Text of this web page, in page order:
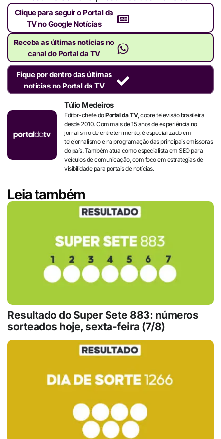
Clique para seguir o Portal da
TV no Google Notícias
Receba as últimas notícias no
canal do Portal da TV
Fique por dentro das últimas
notícias no Portal da TV
Túlio Medeiros
Editor-chefe doPortal da TV, cobre televisão brasileira
desde 2010. Com mais de 15 anos de experiência no
jornalismo de entretenimento, é especializado em
telejornalismo e na programação das principais emissoras
do país. Também atua como especialista em SEO para
veículos de comunicação, com foco em estratégias de
visibilidade para portais de notícias.
Leia também
Resultado do Super Sete 883: números
sorteados hoje, sexta-feira (7/8)